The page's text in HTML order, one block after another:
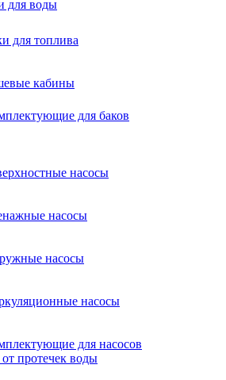
для воды
для топлива
кабины
для баков
насосы
насосы
насосы
насосы
для насосов
протечек воды